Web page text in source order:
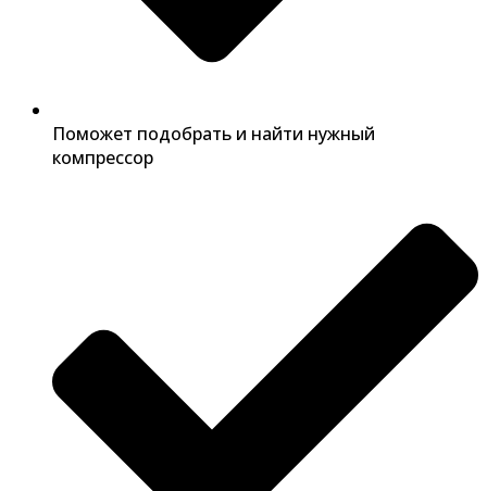
Поможет подобрать и найти нужный
компрессор